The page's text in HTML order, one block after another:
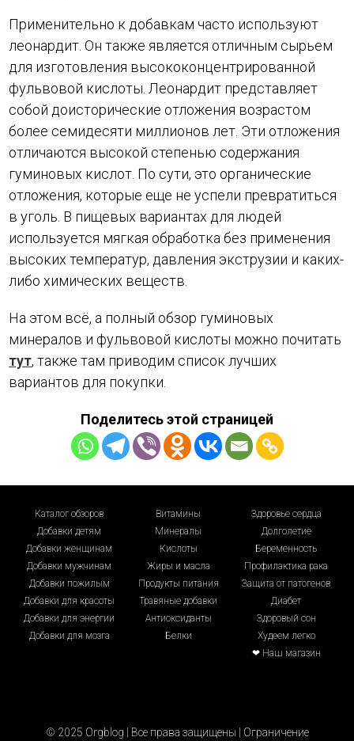
Применительно к добавкам часто используют
леонардит. Он также является отличным сырьем
для изготовления высококонцентрированной
фульвовой кислоты. Леонардит представляет
собой доисторические отложения возрастом
более семидесяти миллионов лет. Эти отложения
отличаются высокой степенью содержания
гуминовых кислот. По сути, это органические
отложения, которые еще не успели превратиться
в уголь. В пищевых вариантах для людей
используется мягкая обработка без применения
высоких температур, давления экструзии и каких-
либо химических веществ.
На этом всё, а полный обзор гуминовых
минералов и фульвовой кислоты можно почитать
тут, также там приводим список лучших
вариантов для покупки.
Поделитесь этой страницей
Каталог обзоров
Добавки детям
Добавки женщинам
Добавки мужчинам
Добавки пожилым
Добавки для красоты
Добавки для энергии
Добавки для мозга
Витамины
Минералы
Кислоты
Жиры и масла
Продукты питания
Травяные добавки
Антиоксиданты
Белки
Здоровье сердца
Долголетие
Беременность
Профилактика рака
Защита от патогенов
Диабет
Здоровый сон
Худеем легко
❤ Наш магазин
© 2025 Orgblog | Все права защищены |
Ограничение